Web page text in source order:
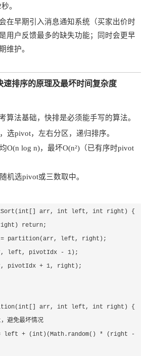
。
在早期引入消息通知系统（买家出价时
用户反馈最多的缺失功能；同时会更早
维护。
速排序的原理及最坏时间复杂度
算法基础，快排是必须能手写的算法。
选pivot，左右分区，递归排序。
O(n log n)，最坏O(n²)（已有序时pivot
机选pivot或三数取中。
arr, int left, int right) {
return;
partition(arr, left, right);
left, pivotIdx - 1);
pivotIdx + 1, right);
arr, int left, int right) {
，避免最坏情况
+ (int)(Math.random() * (right -